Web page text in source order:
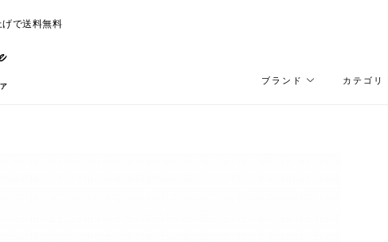
で送料無料
ブランド カテゴリ